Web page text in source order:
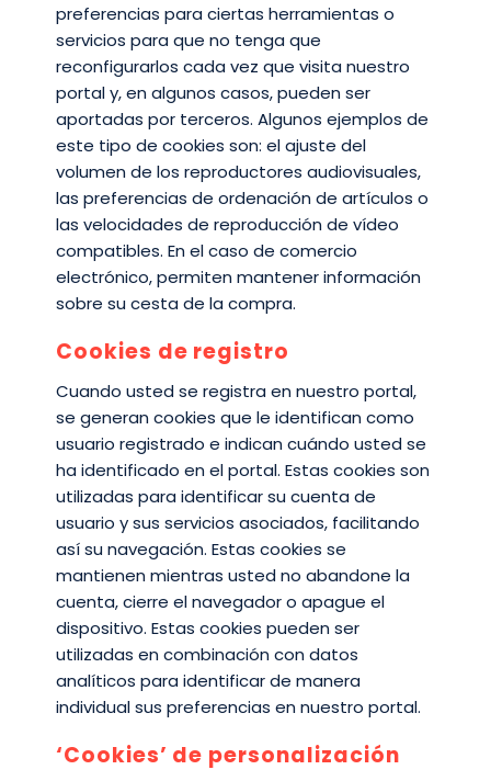
preferencias para ciertas herramientas o
servicios para que no tenga que
reconfigurarlos cada vez que visita nuestro
portal y, en algunos casos, pueden ser
aportadas por terceros. Algunos ejemplos de
este tipo de cookies son: el ajuste del
volumen de los reproductores audiovisuales,
las preferencias de ordenación de artículos o
las velocidades de reproducción de vídeo
compatibles. En el caso de comercio
electrónico, permiten mantener información
sobre su cesta de la compra.
Cookies de registro
Cuando usted se registra en nuestro portal,
se generan cookies que le identifican como
usuario registrado e indican cuándo usted se
ha identificado en el portal. Estas cookies son
utilizadas para identificar su cuenta de
usuario y sus servicios asociados, facilitando
así su navegación. Estas cookies se
mantienen mientras usted no abandone la
cuenta, cierre el navegador o apague el
dispositivo. Estas cookies pueden ser
utilizadas en combinación con datos
analíticos para identificar de manera
individual sus preferencias en nuestro portal.
‘Cookies’ de personalización